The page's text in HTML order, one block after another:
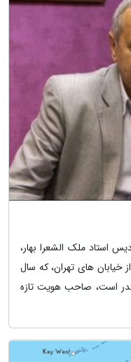
استاد ملک الشعرا بهار،
خیابان های تهران، که سال
است، صاحب هویت تازه